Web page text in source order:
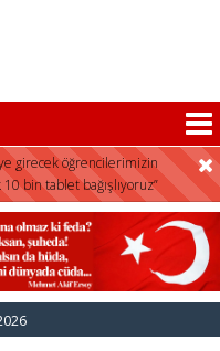
girecek öğrencilerimizin
bin tablet bağışlıyoruz”